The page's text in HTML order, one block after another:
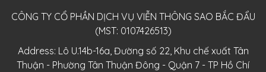
CÔNG TY CỔ PHẦN DỊCH VỤ VIỄN THÔNG SAO BẮC ĐẨU
(MST: 0107426513)
Address: Lô U.14b-16a, Đường số 22, Khu chế xuất Tân
Thuận - Phường Tân Thuận Đông - Quận 7 - TP Hồ Chí